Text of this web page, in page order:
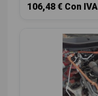
106,48 € Con IVA